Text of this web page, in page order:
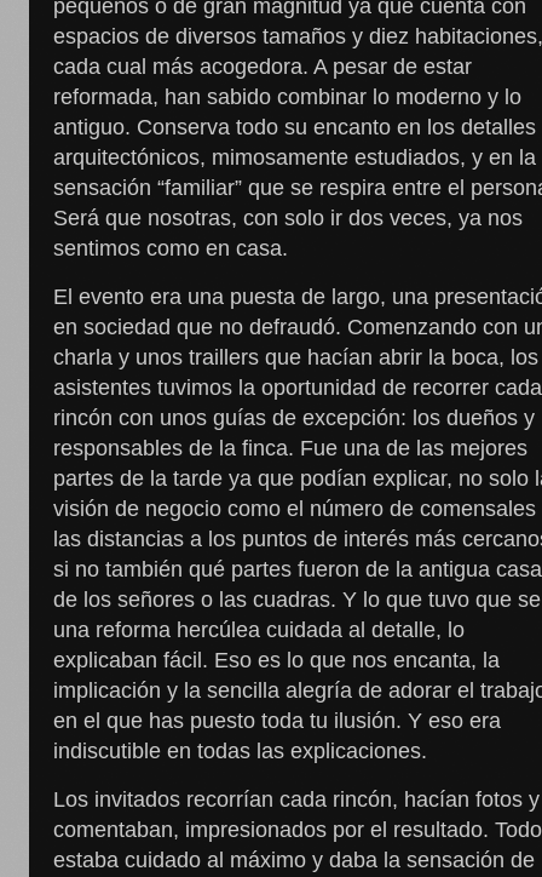
pequeños o de gran magnitud ya que cuenta con
espacios de diversos tamaños y diez
cada cual más acogedora. A pesar de estar
reformada, han sabido combinar lo moderno y lo
antiguo. Conserva todo su encanto en los detalles
arquitectónicos, mimosamente estudiados, y en la
sensación “familiar” que se respira entre el
Será que nosotras, con solo ir dos veces, ya nos
sentimos como en casa.
El evento era una puesta de largo, una
en sociedad que no defraudó. Comenzando con
charla y unos traillers que hacían abrir la boca, los
asistentes tuvimos la oportunidad de recorrer cada
rincón con unos guías de excepción: los dueños y
responsables de la finca. Fue una de las mejores
partes de la tarde ya que podían explicar, no solo
visión de negocio como el número de comensales
las distancias a los puntos de interés más
si no también qué partes fueron de la antigua casa
de los señores o las cuadras. Y lo que tuvo que
una reforma hercúlea cuidada al detalle, lo
explicaban fácil. Eso es lo que nos encanta, la
implicación y la sencilla alegría de adorar el
en el que has puesto toda tu ilusión. Y eso era
indiscutible en todas las explicaciones.
Los invitados recorrían cada rincón, hacían fotos y
comentaban, impresionados por el resultado. Todo
estaba cuidado al máximo y daba la sensación de